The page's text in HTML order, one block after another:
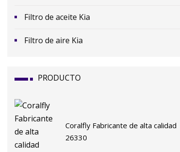
Filtro de aceite Kia
Filtro de aire Kia
PRODUCTO
Coralfly Fabricante de alta calidad
26330